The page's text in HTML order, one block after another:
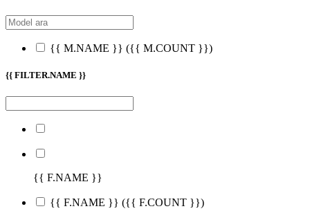
{{ M.NAME }} ({{ M.COUNT }})
{{ FILTER.NAME }}
{{ F.NAME }}
{{ F.NAME }} ({{ F.COUNT }})